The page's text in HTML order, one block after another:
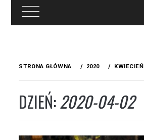
STRONA GŁÓWNA 2020 KWIECIEŃ
DZIEŃ:2020-04-02